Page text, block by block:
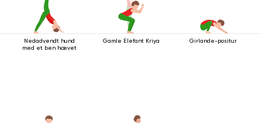
Nedadvendt hund
med et ben hævet
Gamle Elefant Kriya Girlande-positur